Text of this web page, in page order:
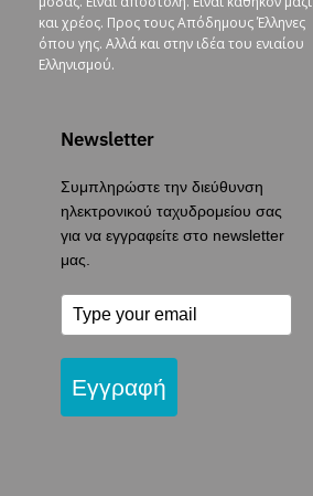
και χρέος. Προς τους Απόδημους Έλληνες
όπου γης. Αλλά και στην ιδέα του ενιαίου
Ελληνισμού.
Newsletter
Συμπληρώστε την διεύθυνση
ηλεκτρονικού ταχυδρομείου σας
για να εγγραφείτε στο newsletter
μας.
Εγγραφή